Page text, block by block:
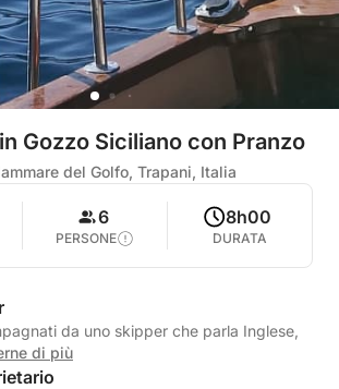
Gozzo Siciliano con Pranzo
del Golfo, Trapani, Italia
6
PERSONE
8h00
DURATA
da uno skipper che parla Inglese,
di più